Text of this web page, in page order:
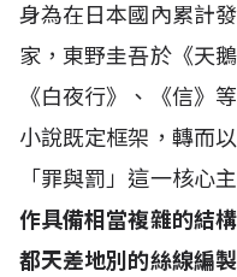
身為在日本國內累計
家，東野圭吾於《天
《白夜行》、《信》
小說既定框架，轉而
「罪與罰」這一核心
作具備相當複雜的結
都天差地別的絲線編